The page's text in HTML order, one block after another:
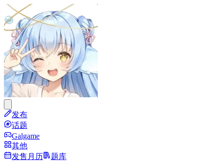
发布
话题
Galgame
其他
发售月历
题库